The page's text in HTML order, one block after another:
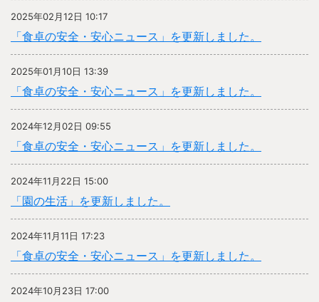
2025年02月12日 10:17
「食卓の安全・安心ニュース」を更新しました。
2025年01月10日 13:39
「食卓の安全・安心ニュース」を更新しました。
2024年12月02日 09:55
「食卓の安全・安心ニュース」を更新しました。
2024年11月22日 15:00
「園の生活」を更新しました。
2024年11月11日 17:23
「食卓の安全・安心ニュース」を更新しました。
2024年10月23日 17:00